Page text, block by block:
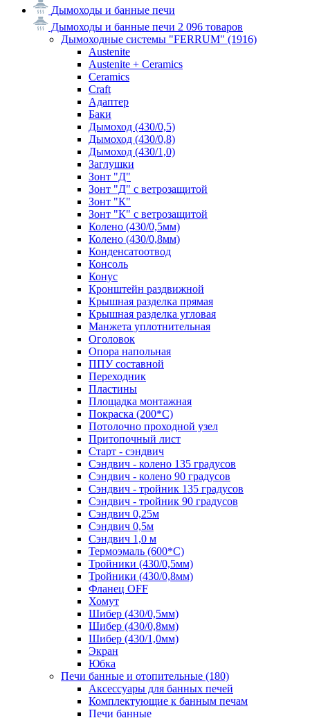
Дымоходы и банные печи
Дымоходы и банные печи 2 096 товаров
Дымоходные системы "FERRUM" (1916)
Austenite
Austenite + Ceramics
Ceramics
Craft
Адаптер
Баки
Дымоход (430/0,5)
Дымоход (430/0,8)
Дымоход (430/1,0)
Заглушки
Зонт "Д"
Зонт "Д" с ветрозащитой
Зонт "К"
Зонт "К" с ветрозащитой
Колено (430/0,5мм)
Колено (430/0,8мм)
Конденсатоотвод
Консоль
Конус
Кронштейн раздвижной
Крышная разделка прямая
Крышная разделка угловая
Манжета уплотнительная
Оголовок
Опора напольная
ППУ составной
Переходник
Пластины
Площадка монтажная
Покраска (200*С)
Потолочно проходной узел
Притопочный лист
Старт - сэндвич
Сэндвич - колено 135 градусов
Сэндвич - колено 90 градусов
Сэндвич - тройник 135 градусов
Сэндвич - тройник 90 градусов
Сэндвич 0,25м
Сэндвич 0,5м
Сэндвич 1,0 м
Термоэмаль (600*С)
Тройники (430/0,5мм)
Тройники (430/0,8мм)
Фланец OFF
Хомут
Шибер (430/0,5мм)
Шибер (430/0,8мм)
Шибер (430/1,0мм)
Экран
Юбка
Печи банные и отопительные (180)
Аксессуары для банных печей
Комплектующие к банным печам
Печи банные